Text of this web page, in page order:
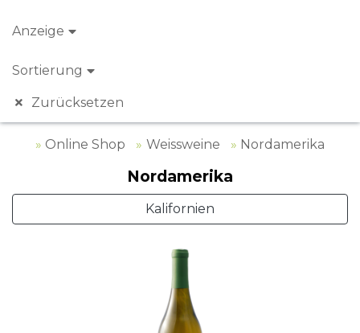
Anzeige
Sortierung
Zurücksetzen
Online Shop Weissweine Nordamerika
Nordamerika
Kalifornien